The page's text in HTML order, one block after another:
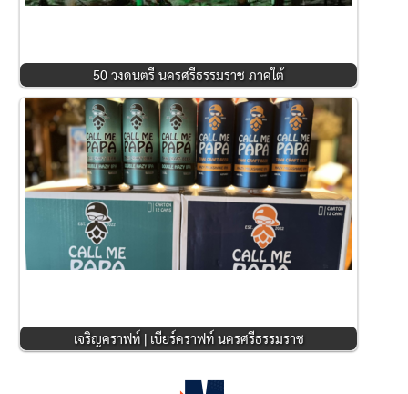
50 วงดนตรี นครศรีธรรมราช ภาคใต้
เจริญคราฟท์ | เบียร์คราฟท์ นครศรีธรรมราช